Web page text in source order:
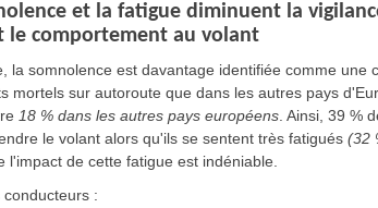
et la fatigue diminuent la
le comportement au volant
la somnolence est davantage identifiée comme une
mortels sur autoroute que dans les autres pays
18 % dans les autres pays européens . Ainsi, 39 %
le volant alors qu'ils se sentent très fatigués (32
l'impact de cette fatigue est indéniable.
conducteurs :